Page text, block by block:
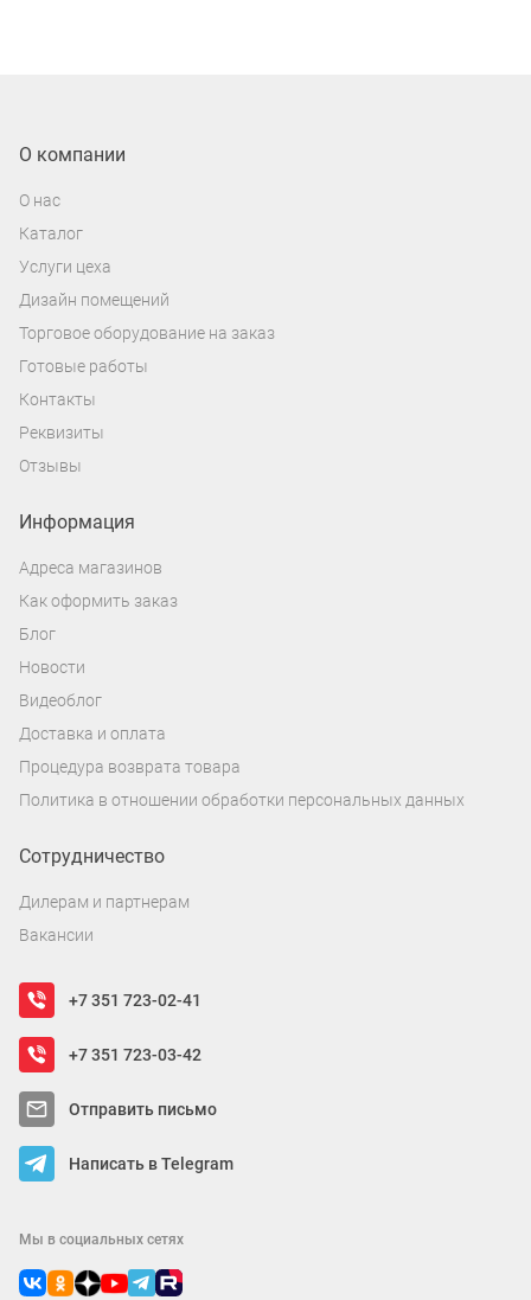
О компании
О нас
Каталог
Услуги цеха
Дизайн помещений
Торговое оборудование на заказ
Готовые работы
Контакты
Реквизиты
Отзывы
Информация
Адреса магазинов
Как оформить заказ
Блог
Новости
Видеоблог
Доставка и оплата
Процедура возврата товара
Политика в отношении обработки персональных данных
Сотрудничество
Дилерам и партнерам
Вакансии
+7 351 723-02-41
+7 351 723-03-42
Отправить письмо
Написать в Telegram
Мы в социальных сетях